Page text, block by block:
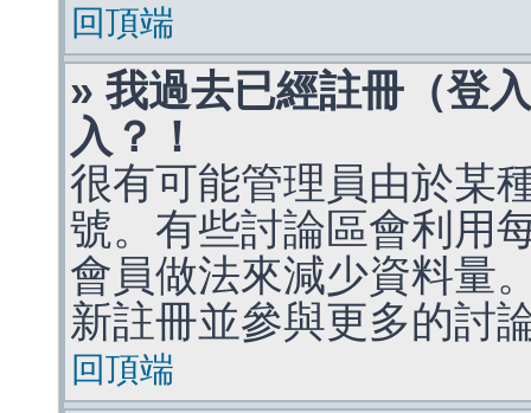
回頂端
» 我過去已經註冊（登
入？！
很有可能管理員由於某
號。有些討論區會利用
會員做法來減少資料量
新註冊並參與更多的討
回頂端